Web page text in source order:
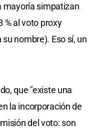
mayoría simpatizan
% al voto proxy
nombre). Eso sí, un
que "existe una
la incorporación de
del voto: son